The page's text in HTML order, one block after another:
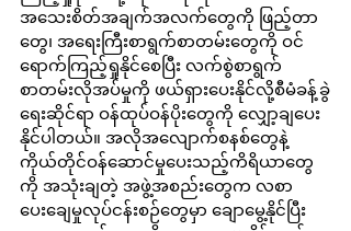
အသေးစိတ်အချက်အလက်တွေကို ဖြည့်တာ
တွေ၊ အရေးကြီးစာရွက်စာတမ်းတွေကို ဝင်
ရောက်ကြည့်ရှုနိုင်စေပြီး လက်စွဲစာရွက်
စာတမ်းလိုအပ်မှုကို ဖယ်ရှားပေးနိုင်လို့စီမံခန့်ခွဲ
ရေးဆိုင်ရာ ဝန်ထုပ်ဝန်ပိုးတွေကို လျှော့ချပေး
နိုင်ပါတယ်။ အလိုအလျောက်စနစ်တွေနဲ့
ကိုယ်တိုင်ဝန်ဆောင်မှုပေးသည့်ကိရိယာတွေ
ကို အသုံးချတဲ့ အဖွဲ့အစည်းတွေက လစာ
ပေးချေမှုလုပ်ငန်းစဉ်တွေမှာ ချောမွေ့နိုင်ပြီး